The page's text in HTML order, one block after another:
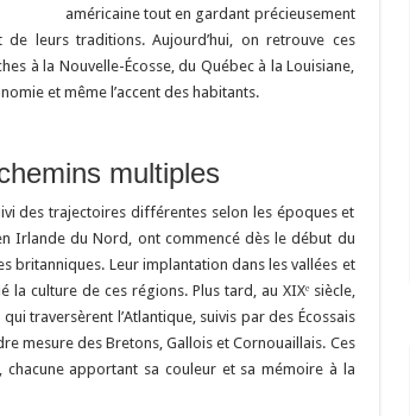
américaine tout en gardant précieusement
leurs traditions. Aujourd’hui, on retrouve ces
à la Nouvelle-Écosse, du Québec à la Louisiane,
et même l’accent des habitants.
multiples
des trajectoires différentes selon les époques et
Irlande du Nord, ont commencé dès le début du
britanniques. Leur implantation dans les vallées et
culture de ces régions. Plus tard, au XIXᵉ siècle,
traversèrent l’Atlantique, suivis par des Écossais
mesure des Bretons, Gallois et Cornouaillais. Ces
apportant sa couleur et sa mémoire à la